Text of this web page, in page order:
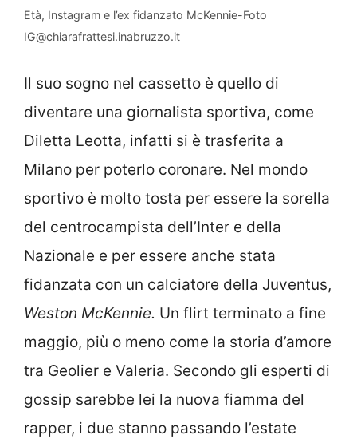
Età, Instagram e l’ex fidanzato McKennie-Foto
IG@chiarafrattesi.inabruzzo.it
Il suo sogno nel cassetto è quello di
diventare una giornalista sportiva, come
Diletta Leotta, infatti si è trasferita a
Milano per poterlo coronare. Nel mondo
sportivo è molto tosta per essere la sorella
del centrocampista dell’Inter e della
Nazionale e per essere anche stata
fidanzata con un calciatore della Juventus,
Weston McKennie. Un flirt terminato a fine
maggio, più o meno come la storia d’amore
tra Geolier e Valeria. Secondo gli esperti di
gossip sarebbe lei la nuova fiamma del
rapper, i due stanno passando l’estate